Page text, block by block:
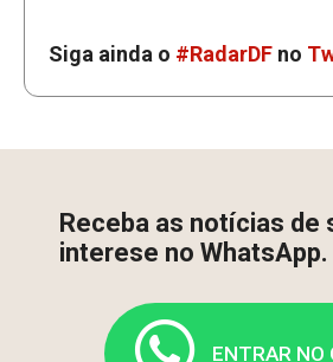
Siga ainda o #RadarDF no
Receba as notícias de
interese no WhatsApp.
ENTRAR NO